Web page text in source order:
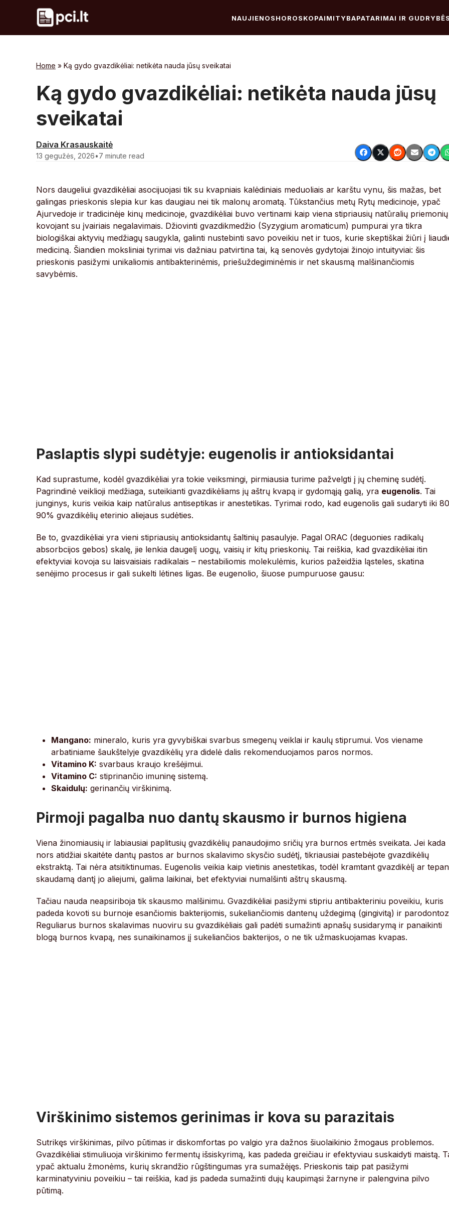
NAUJIENOSHOROSKOPAIMITYBAPATARIMAI IR
Home » Ką gydo gvazdikėliai: netikėta nauda jūsų sveikatai
Ką gydo gvazdikėliai: netikėta nauda jūsų
sveikatai
Daiva Krasauskaitė
13 gegužės, 2026•7 minute read
Nors daugeliui gvazdikėliai asocijuojasi tik su kvapniais kalėdiniais meduoliais ar karštu vynu, šis mažas, bet
galingas prieskonis slepia kur kas daugiau nei tik malonų aromatą. Tūkstančius metų Rytų medicinoje, ypač
Ajurvedoje ir tradicinėje kinų medicinoje, gvazdikėliai buvo vertinami kaip viena stipriausių natūralių priemonių
kovojant su įvairiais negalavimais. Džiovinti gvazdikmedžio (Syzygium aromaticum) pumpurai yra tikra
biologiškai aktyvių medžiagų saugykla, galinti nustebinti savo poveikiu net ir tuos, kurie skeptiškai žiūri į
mediciną. Šiandien moksliniai tyrimai vis dažniau patvirtina tai, ką senovės gydytojai žinojo intuityviai: šis
prieskonis pasižymi unikaliomis antibakterinėmis, priešuždegiminėmis ir net skausmą malšinančiomis
savybėmis.
Paslaptis slypi sudėtyje: eugenolis ir antioksidantai
Kad suprastume, kodėl gvazdikėliai yra tokie veiksmingi, pirmiausia turime pažvelgti į jų cheminę sudėtį.
Pagrindinė veiklioji medžiaga, suteikianti gvazdikėliams jų aštrų kvapą ir gydomąją galią, yra eugenolis. Tai
junginys, kuris veikia kaip natūralus antiseptikas ir anestetikas. Tyrimai rodo, kad eugenolis gali sudaryti iki
90% gvazdikėlių eterinio aliejaus sudėties.
Be to, gvazdikėliai yra vieni stipriausių antioksidantų šaltinių pasaulyje. Pagal ORAC (deguonies radikalų
absorbcijos gebos) skalę, jie lenkia daugelį uogų, vaisių ir kitų prieskonių. Tai reiškia, kad gvazdikėliai itin
efektyviai kovoja su laisvaisiais radikalais – nestabiliomis molekulėmis, kurios pažeidžia ląsteles, skatina
senėjimo procesus ir gali sukelti lėtines ligas. Be eugenolio, šiuose pumpuruose gausu:
Mangano: mineralo, kuris yra gyvybiškai svarbus smegenų veiklai ir kaulų stiprumui. Vos viename
arbatiniame šaukštelyje gvazdikėlių yra didelė dalis rekomenduojamos paros normos.
Vitamino K: svarbaus kraujo krešėjimui.
Vitamino C: stiprinančio imuninę sistemą.
Skaidulų: gerinančių virškinimą.
Pirmoji pagalba nuo dantų skausmo ir burnos higiena
Viena žinomiausių ir labiausiai paplitusių gvazdikėlių panaudojimo sričių yra burnos ertmės sveikata. Jei kada
nors atidžiai skaitėte dantų pastos ar burnos skalavimo skysčio sudėtį, tikriausiai pastebėjote gvazdikėlių
ekstraktą. Tai nėra atsitiktinumas. Eugenolis veikia kaip vietinis anestetikas, todėl kramtant gvazdikėlį ar
skaudamą dantį jo aliejumi, galima laikinai, bet efektyviai numalšinti aštrų skausmą.
Tačiau nauda neapsiriboja tik skausmo malšinimu. Gvazdikėliai pasižymi stipriu antibakteriniu poveikiu, kuris
padeda kovoti su burnoje esančiomis bakterijomis, sukeliančiomis dantenų uždegimą (gingivitą) ir
Reguliarus burnos skalavimas nuoviru su gvazdikėliais gali padėti sumažinti apnašų susidarymą ir panaikinti
blogą burnos kvapą, nes sunaikinamos jį sukeliančios bakterijos, o ne tik užmaskuojamas kvapas.
Virškinimo sistemos gerinimas ir kova su parazitais
Sutrikęs virškinimas, pilvo pūtimas ir diskomfortas po valgio yra dažnos šiuolaikinio žmogaus problemos.
Gvazdikėliai stimuliuoja virškinimo fermentų išsiskyrimą, kas padeda greičiau ir efektyviau suskaidyti maistą.
ypač aktualu žmonėms, kurių skrandžio rūgštingumas yra sumažėjęs. Prieskonis taip pat pasižymi
karminatyviniu poveikiu – tai reiškia, kad jis padeda sumažinti dujų kaupimąsi žarnyne ir palengvina pilvo
pūtimą.